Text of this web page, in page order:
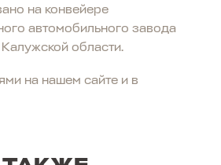
на конвейере
автомобильного завода
области.
на нашем сайте и в